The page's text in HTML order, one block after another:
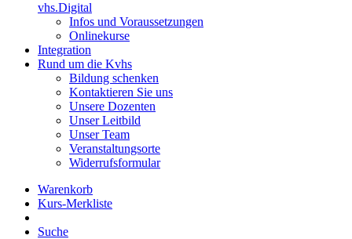
vhs.Digital
Infos und Voraussetzungen
Onlinekurse
Integration
Rund um die Kvhs
Bildung schenken
Kontaktieren Sie uns
Unsere Dozenten
Unser Leitbild
Unser Team
Veranstaltungsorte
Widerrufsformular
Warenkorb
Kurs-Merkliste
Suche